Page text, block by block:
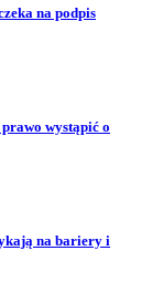
na podpis
wystąpić o
na bariery i